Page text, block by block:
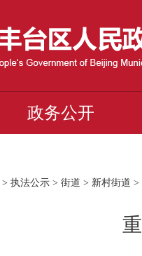
政务公开
> 执法公示 > 街道 > 新村街道 >